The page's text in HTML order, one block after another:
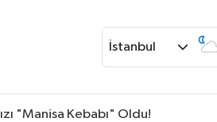
İstanbul
"Manisa Kebabı" Oldu!